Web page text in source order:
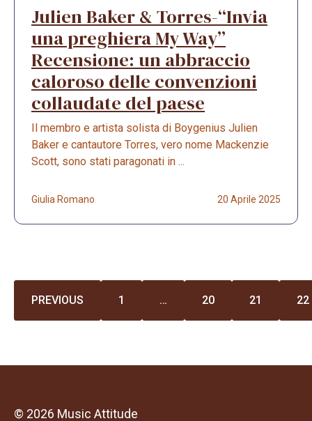
Julien Baker & Torres-“Invia
una preghiera My Way”
Recensione: un abbraccio
caloroso delle convenzioni
collaudate del paese
Il membro e artista solista di Boygenius Julien
Baker e cantautore Torres, vero nome Mackenzie
Scott, sono stati paragonati in ...
Giulia Romano 20 Aprile 2025
PREVIOUS 1 … 20 21 22
© 2026 Music Attitude